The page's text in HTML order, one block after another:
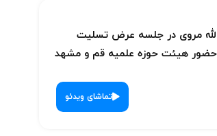
مروی در جلسه عرض تسلیت
هیئت حوزه علمیه قم و مشهد
تماشای ویدئو